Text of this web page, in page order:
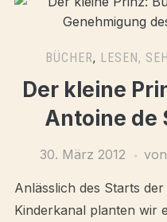
BÜCHER, LESEN,
Der kleine
Antoine de
30. März 2012 von
Anlässlich des Starts
Kinderkanal planten wir